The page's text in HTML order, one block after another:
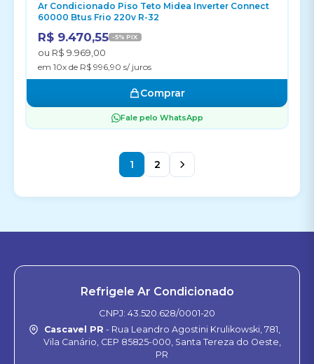
Ar Condicionado Piso Teto Midea Inverter Connect
60000 Btus Frio 220v R-32
R$ 9.470,55 -5% PIX
ou R$ 9.969,00
em 10x de R$ 996,90 s/ juros
Comprar
Fale pelo WhatsApp
1 2
Refrigele Ar Condicionado
CNPJ: 43.520.628/0001-20
Cascavel PR - Rua Leandro Agostini Krulikowski, 781,
Vila Canário, CEP 85825-000, Santa Tereza do Oeste,
PR